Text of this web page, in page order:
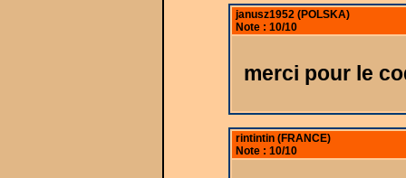
janusz1952 (POLSKA)
Note : 10/10
merci pour le
rintintin (FRANCE)
Note : 10/10